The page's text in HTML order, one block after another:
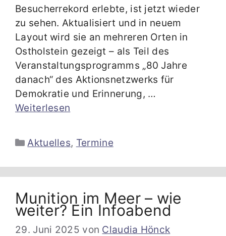
Besucherrekord erlebte, ist jetzt wieder
zu sehen. Aktualisiert und in neuem
Layout wird sie an mehreren Orten in
Ostholstein gezeigt – als Teil des
Veranstaltungsprogramms „80 Jahre
danach“ des Aktionsnetzwerks für
Demokratie und Erinnerung, …
Weiterlesen
Kategorien
Aktuelles, Termine
Munition im Meer – wie
weiter? Ein Infoabend
29. Juni 2025 von Claudia Hönck